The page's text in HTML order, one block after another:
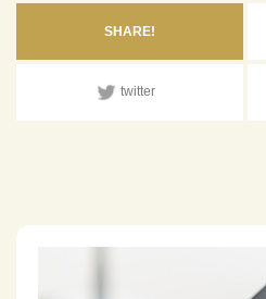
SHARE!
twitter